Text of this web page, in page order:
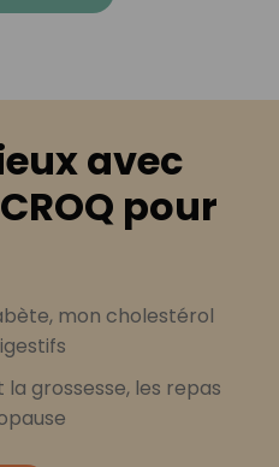
avec
pour
mon cholestérol
grossesse, les repas